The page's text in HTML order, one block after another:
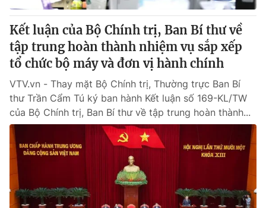
Kết luận của Bộ Chính trị, Ban Bí thư về
tập trung hoàn thành nhiệm vụ sắp xếp
tổ chức bộ máy và đơn vị hành chính
VTV.vn - Thay mặt Bộ Chính trị, Thường trực Ban Bí
thư Trần Cẩm Tú ký ban hành Kết luận số 169-KL/TW
của Bộ Chính trị, Ban Bí thư về tập trung hoàn thành...